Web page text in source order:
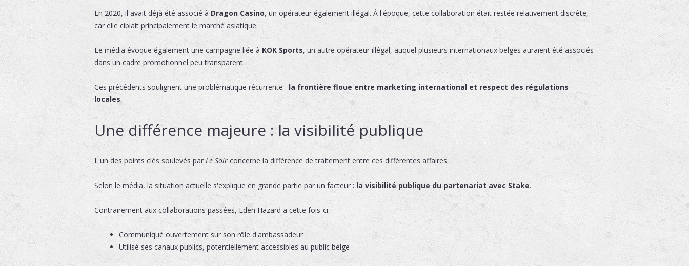
En 2020, il avait déjà été associé à Dragon Casino, un opérateur également illégal. À l'époque, cette collaboration était restée relativement discrète,
car elle ciblait principalement le marché asiatique.
Le média évoque également une campagne liée à KOK Sports, un autre opérateur illégal, auquel plusieurs internationaux belges auraient été associés
dans un cadre promotionnel peu transparent.
Ces précédents soulignent une problématique récurrente : la frontière floue entre marketing international et respect des régulations
locales.
Une différence majeure : la visibilité publique
L'un des points clés soulevés parLe Soirconcerne la différence de traitement entre ces différentes affaires.
Selon le média, la situation actuelle s'explique en grande partie par un facteur : la visibilité publique du partenariat avec Stake.
Contrairement aux collaborations passées, Eden Hazard a cette fois-ci :
Communiqué ouvertement sur son rôle d'ambassadeur
Utilisé ses canaux publics, potentiellement accessibles au public belge